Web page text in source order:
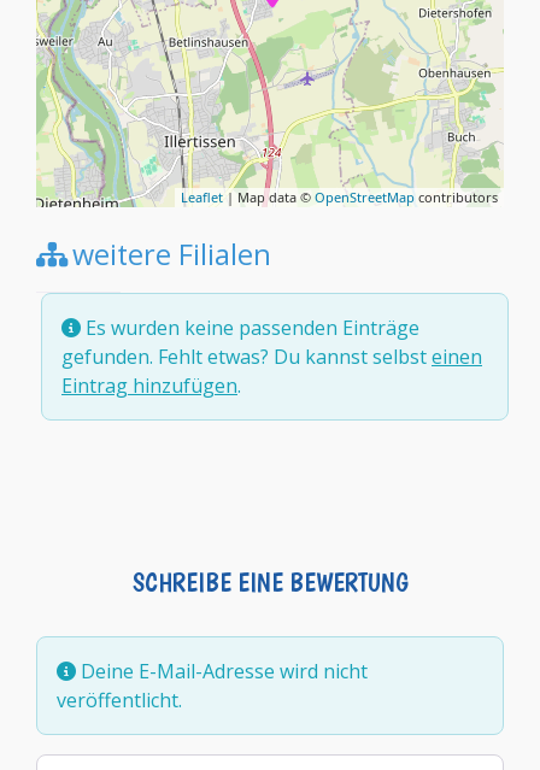
Leaflet| Map data © OpenStreetMap contributors
weitere Filialen
Es wurden keine passenden Einträge
gefunden. Fehlt etwas? Du kannst selbsteinen
Eintrag hinzufügen.
SCHREIBE EINE BEWERTUNG
Deine E-Mail-Adresse wird nicht
veröffentlicht.